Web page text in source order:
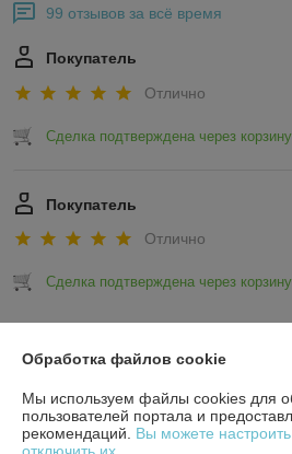
99 отзывов за всё время
Покупатель
Отлично
Сделка подтверждена через корзину
Покупатель
Отлично
Сделка подтверждена через корзину
О нас
Обработка файлов cookie
Мы используем файлы cookies для
пользователей портала и
рекомендаций. Вы можете